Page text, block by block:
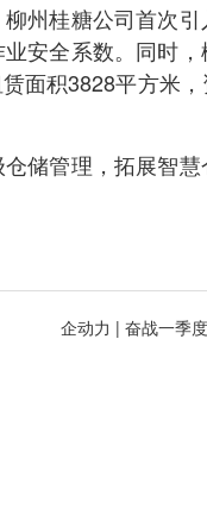
州桂糖公司首次
安全系数。同时
面积3828平方米
储管理，拓展智
企动力 | 奋战一季